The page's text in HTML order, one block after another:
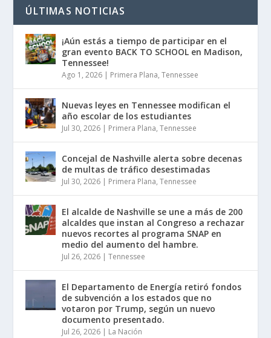
ÚLTIMAS NOTICIAS
¡Aún estás a tiempo de participar en el
gran evento BACK TO SCHOOL en Madison,
Tennessee!
Ago 1, 2026 | Primera Plana,Tennessee
Nuevas leyes en Tennessee modifican el
año escolar de los estudiantes
Jul 30, 2026 | Primera Plana,Tennessee
Concejal de Nashville alerta sobre decenas
de multas de tráfico desestimadas
Jul 30, 2026 | Primera Plana,Tennessee
El alcalde de Nashville se une a más de 200
alcaldes que instan al Congreso a rechazar
nuevos recortes al programa SNAP en
medio del aumento del hambre.
Jul 26, 2026 |Tennessee
El Departamento de Energía retiró fondos
de subvención a los estados que no
votaron por Trump, según un nuevo
documento presentado.
Jul 26, 2026 | La Nación